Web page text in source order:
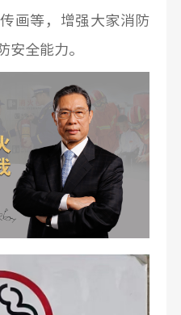
画等，增强大家消防
安全能力。